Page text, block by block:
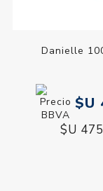
Danielle
$U
$U 475